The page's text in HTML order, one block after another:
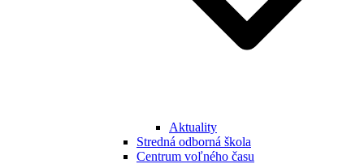
Aktuality
Stredná odborná škola
Centrum voľného času